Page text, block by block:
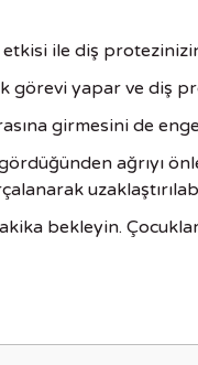
etkisi ile diş
yapar ve diş
girmesini de
ağrıyı
bekleyin.